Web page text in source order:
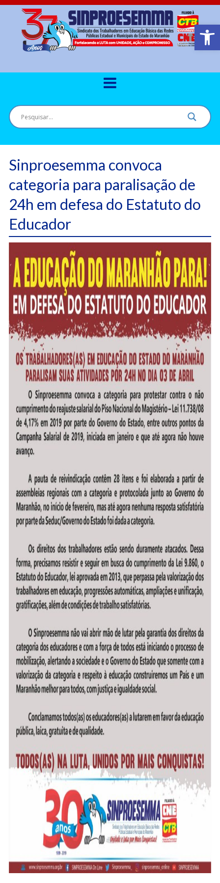
Barra de
Sinproesemma convoca
categoria para paralisação de
24h em defesa do Estatuto do
Educador